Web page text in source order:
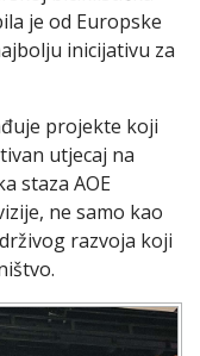
je od Europske
inicijativu za
projekte koji
utjecaj na
staza AOE
ne samo kao
razvoja koji